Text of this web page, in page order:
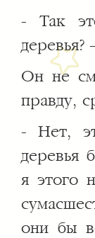
- Так
деревья?
Он не
правду,
- Нет,
деревья
я этого
они бы